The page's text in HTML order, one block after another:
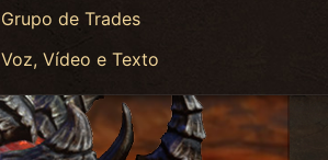
WhatsApp Trades
Grupo de Trades
Discord
Voz, Vídeo e Texto